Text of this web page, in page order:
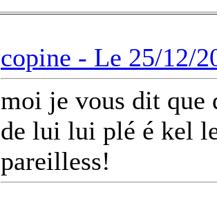
copine - Le 25/12/
moi je vous dit que
de lui lui plé é kel
pareilless!